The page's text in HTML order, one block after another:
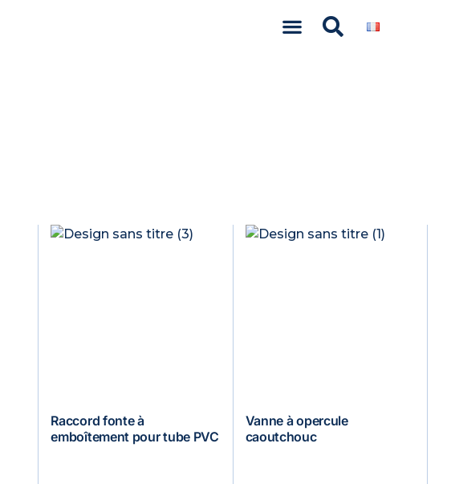
Raccord fonte à
emboîtement pour tube PVC
Vanne à opercule
caoutchouc